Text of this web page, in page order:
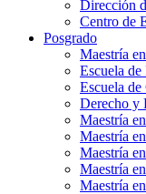
Dirección
Centro de
Posgrado
Maestría
Escuela de
Escuela
Derecho y
Maestría
Maestría
Maestría
Maestría
Maestría